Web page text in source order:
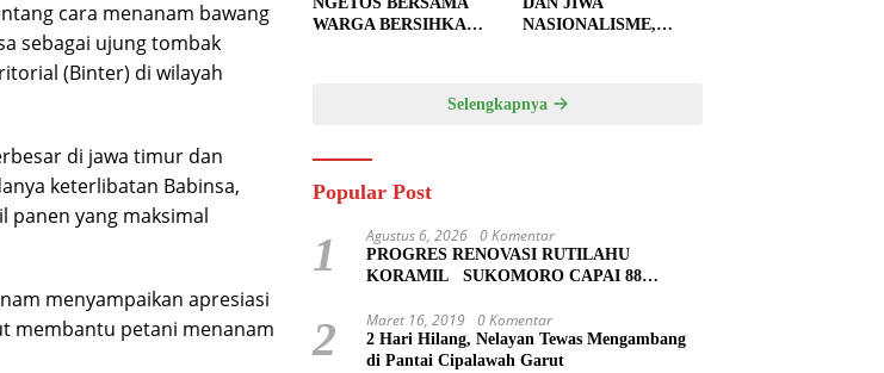
cara menanam bawang
sebagai ujung tombak
(Binter) di wilayah
di jawa timur dan
keterlibatan Babinsa,
panen yang maksimal
menyampaikan apresiasi
membantu petani menanam
WARGA BERSIHKAN
NASIONALISME,
Selengkapnya
Popular Post
1 Agustus 6, 2026 0 Komentar
PROGRES RENOVASI RUTILAHU
KORAMIL SUKOMORO CAPAI 88
PENYELESAIAN
2 Maret 16, 2019 0 Komentar
2 Hari Hilang, Nelayan Tewas Mengambang
di Pantai Cipalawah Garut